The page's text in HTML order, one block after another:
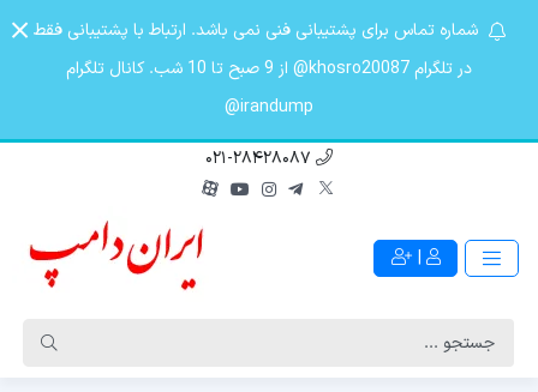
شماره تماس برای پشتیبانی فنی نمی باشد. ارتباط با پشتیبانی فقط
در تلگرام khosro20087@ از 9 صبح تا 10 شب. کانال تلگرام
irandump@
021-28428087
|